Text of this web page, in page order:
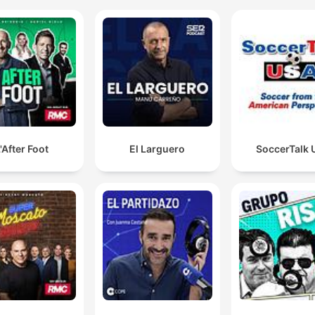
Foot El Larguero SoccerTalk